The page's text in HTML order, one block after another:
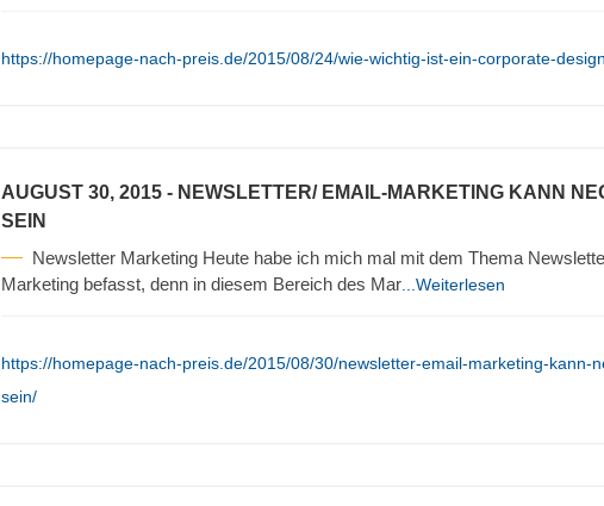
https://homepage-nach-preis.de/2015/08/24/wie-wichtig-ist-ein-corporate-
AUGUST 30, 2015 - NEWSLETTER/ EMAIL-MARKETING KANN
SEIN
Newsletter Marketing Heute habe ich mich mal mit dem Thema
Marketing befasst, denn in diesem Bereich des Mar ...Weiterlesen
https://homepage-nach-preis.de/2015/08/30/newsletter-email-marketing-kann-
sein/